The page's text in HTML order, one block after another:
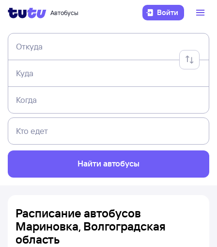
Автобусы Войти
Откуда
Куда
Когда
Кто едет
Найти автобусы
Расписание автобусов
Мариновка, Волгоградская
область